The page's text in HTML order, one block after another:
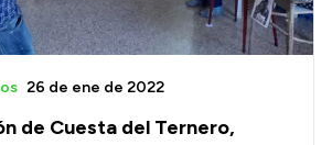
de Cuesta del Ternero,
26 de ene de 2022